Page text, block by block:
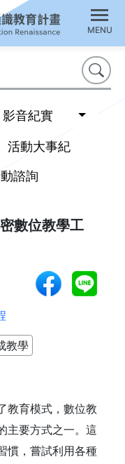
MENU
搜尋
影音紀實
活動大事紀
諮詢
數位教學工
教學
教育模式，數位教
主要方式之一。這
慣，嘗試利用各種